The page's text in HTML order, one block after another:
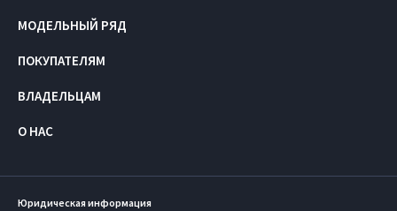
МОДЕЛЬНЫЙ РЯД
ПОКУПАТЕЛЯМ
ВЛАДЕЛЬЦАМ
О НАС
Юридическая информация